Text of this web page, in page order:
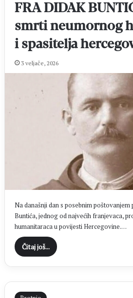
FRA DIDAK
smrti neumornog
i spasitelja
3 veljače, 2026
Na današnji dan s posebnim
Buntića, jednog od najvećih franjevaca,
humanitaraca u povijesti Hercegovine.…
Čitaj još...